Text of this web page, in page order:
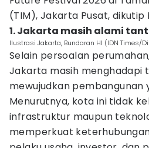
(TIM), Jakarta Pusat,
1. Jakarta masih alami
Ilustrasi Jakarta, Bundaran HI (IDN Times/
Selain persoalan
Jakarta masih menghadapi
mewujudkan pembangunan
Menurutnya, kota ini tidak
infrastruktur maupun
memperkuat